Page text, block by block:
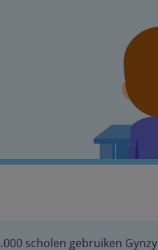
scholen gebruiken Gynzy